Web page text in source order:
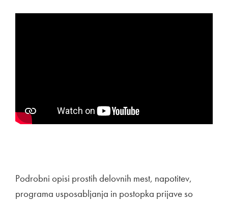
Podrobni opisi prostih delovnih mest, napotitev,
programa usposabljanja in postopka prijave so